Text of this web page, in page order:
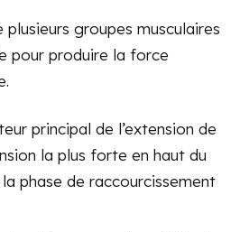
groupes musculaires
pour produire la force
principal de l’extension de
la plus forte en haut du
phase de raccourcissement